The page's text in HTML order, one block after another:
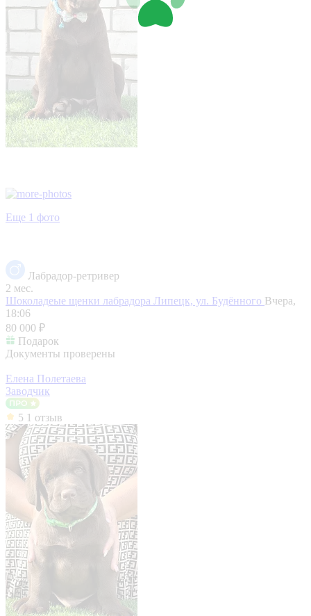
Еще 1 фото
Лабрадор-ретривер
2 мес.
Шоколадеые щенки лабрадора Липецк, ул. Будённого Вчера,
18:06
80 000 ₽
Подарок
Документы проверены
Елена Полетаева
Заводчик
5 1 отзыв